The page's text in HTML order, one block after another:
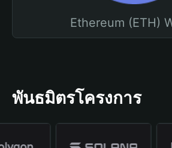
Ethereum (ETH)
พันธมิตรโครงการ